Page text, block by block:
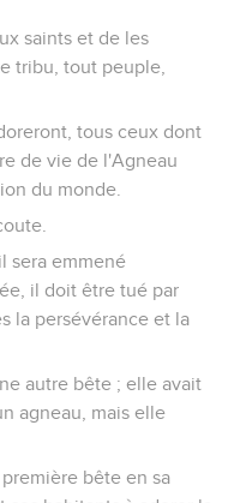
saints et de les
tribu, tout peuple,
tous ceux dont
de vie de l'Agneau
du monde.
sera emmené
il doit être tué par
la persévérance et la
autre bête ; elle avait
agneau, mais elle
bête en sa